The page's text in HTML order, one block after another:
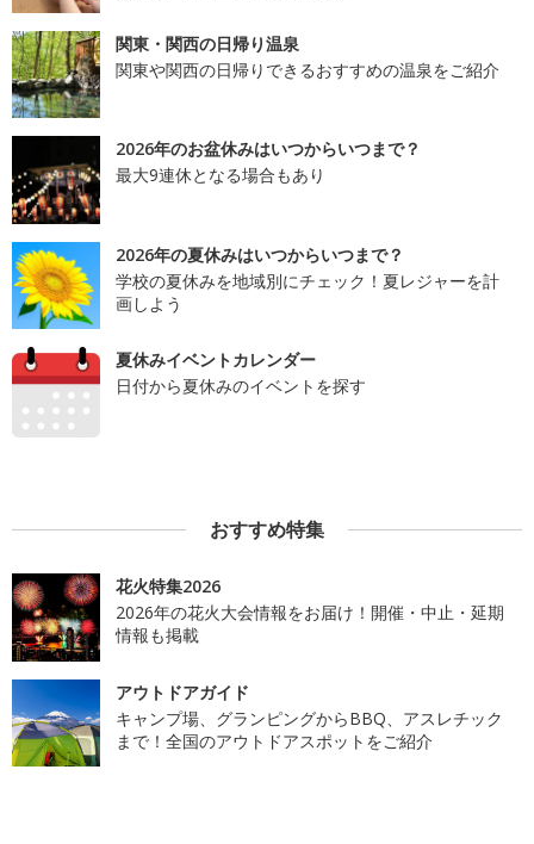
関東・関西の日帰り温泉
関東や関西の日帰りできるおすすめの温泉をご紹介
2026年のお盆休みはいつからいつまで？
最大9連休となる場合もあり
2026年の夏休みはいつからいつまで？
学校の夏休みを地域別にチェック！夏レジャーを計
画しよう
夏休みイベントカレンダー
日付から夏休みのイベントを探す
おすすめ特集
花火特集2026
2026年の花火大会情報をお届け！開催・中止・延期
情報も掲載
アウトドアガイド
キャンプ場、グランピングからBBQ、アスレチック
まで！全国のアウトドアスポットをご紹介